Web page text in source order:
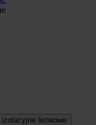
izolacyjne listwowe